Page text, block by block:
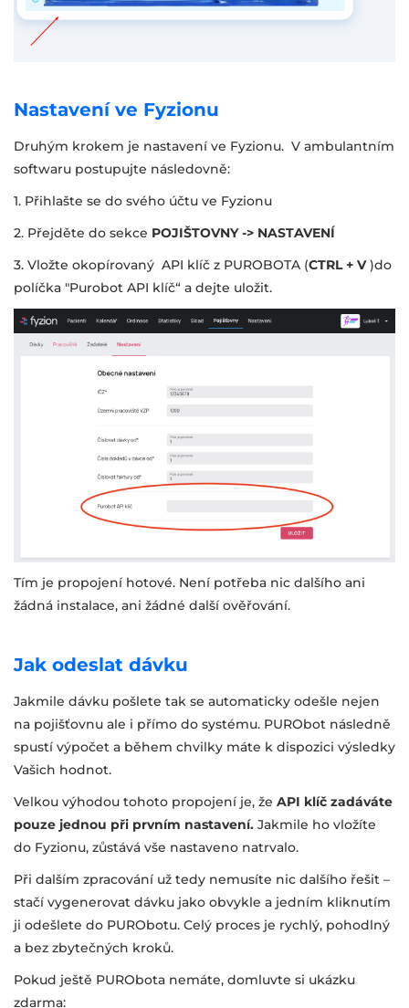
Nastavení ve Fyzionu
Druhým krokem je nastavení ve Fyzionu. V ambulantním
softwaru postupujte následovně:
1. Přihlašte se do svého účtu ve Fyzionu
2. Přejděte do sekce POJIŠTOVNY -> NASTAVENÍ
3. Vložte okopírovaný API klíč z PUROBOTA (CTRL + V)do
políčka "Purobot API klíč“ a dejte uložit.
Tím je propojení hotové. Není potřeba nic dalšího ani
žádná instalace, ani žádné další ověřování.
Jak odeslat dávku
Jakmile dávku pošlete tak se automaticky odešle nejen
na pojišťovnu ale i přímo do systému. PURObot následně
spustí výpočet a během chvilky máte k dispozici výsledky
Vašich hodnot.
Velkou výhodou tohoto propojení je, že API klíč zadáváte
pouze jednou při prvním nastavení. Jakmile ho vložíte
do Fyzionu, zůstává vše nastaveno natrvalo.
Při dalším zpracování už tedy nemusíte nic dalšího řešit –
stačí vygenerovat dávku jako obvykle a jedním kliknutím
ji odešlete do PURObotu. Celý proces je rychlý, pohodlný
a bez zbytečných kroků.
Pokud ještě PURObota nemáte, domluvte si ukázku
zdarma: